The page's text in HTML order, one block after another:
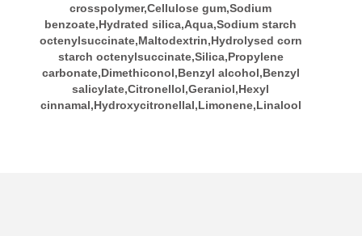
crosspolymer,Cellulose gum,Sodium
benzoate,Hydrated silica,Aqua,Sodium starch
octenylsuccinate,Maltodextrin,Hydrolysed corn
starch octenylsuccinate,Silica,Propylene
carbonate,Dimethiconol,Benzyl alcohol,Benzyl
salicylate,Citronellol,Geraniol,Hexyl
cinnamal,Hydroxycitronellal,Limonene,Linalool